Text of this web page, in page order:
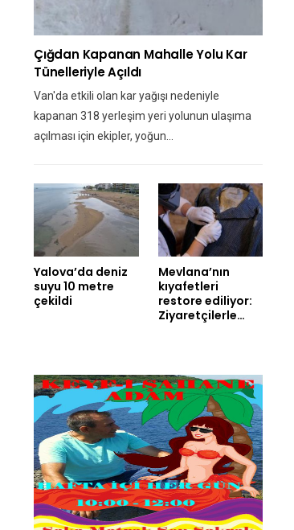
Çığdan Kapanan Mahalle Yolu Kar
Tünelleriyle Açıldı
Van'da etkili olan kar yağışı nedeniyle
kapanan 318 yerleşim yeri yolunun ulaşıma
açılması için ekipler, yoğun…
Yalova’da deniz
suyu 10 metre
çekildi
Mevlana’nın
kıyafetleri
restore ediliyor:
Ziyaretçilerle…